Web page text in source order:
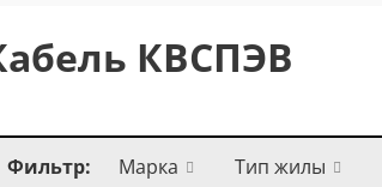
КВСПЭВ
Фильтр: Марка Тип жилы